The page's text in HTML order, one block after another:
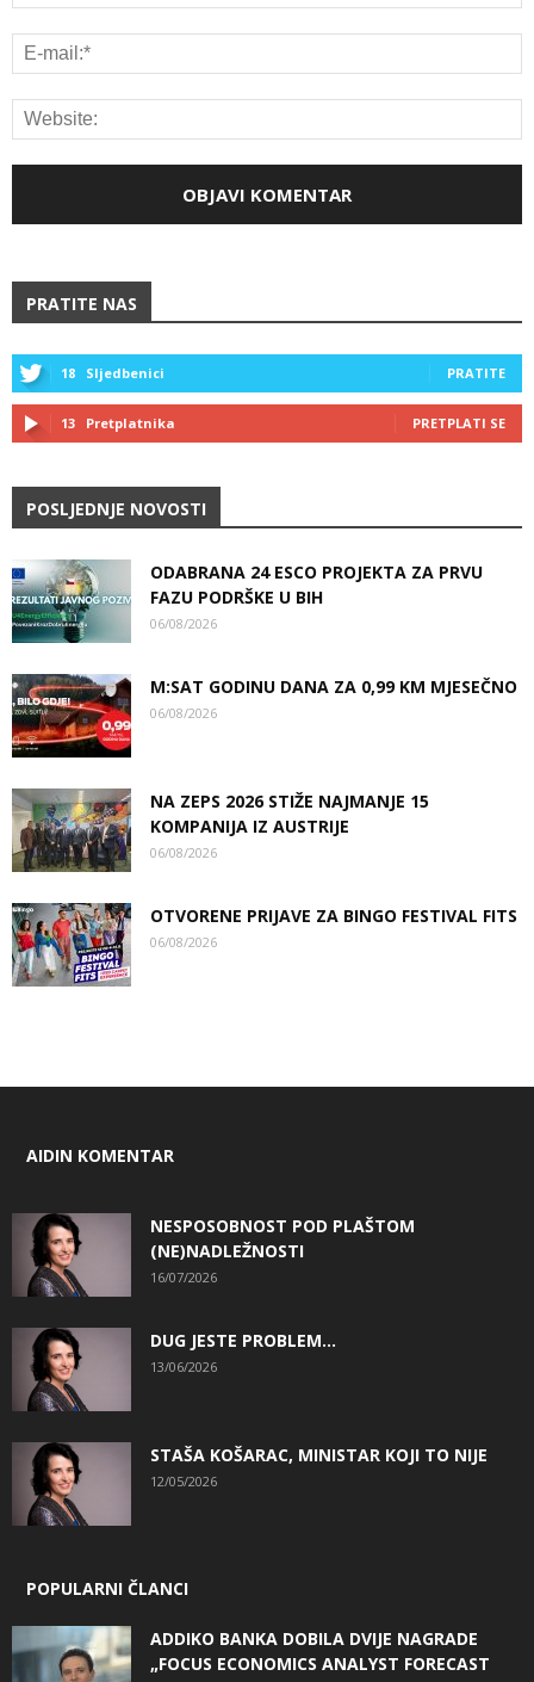
PRATITE NAS
18 Sljedbenici PRATITE
13 Pretplatnika PRETPLATI SE
POSLJEDNJE NOVOSTI
ODABRANA 24 ESCO PROJEKTA ZA PRVU
FAZU PODRŠKE U BIH
06/08/2026
M:SAT GODINU DANA ZA 0,99 KM MJESEČNO
06/08/2026
NA ZEPS 2026 STIŽE NAJMANJE 15
KOMPANIJA IZ AUSTRIJE
06/08/2026
OTVORENE PRIJAVE ZA BINGO FESTIVAL FITS
06/08/2026
AIDIN KOMENTAR
NESPOSOBNOST POD PLAŠTOM
(NE)NADLEŽNOSTI
16/07/2026
DUG JESTE PROBLEM…
13/06/2026
STAŠA KOŠARAC, MINISTAR KOJI TO NIJE
12/05/2026
POPULARNI ČLANCI
ADDIKO BANKA DOBILA DVIJE NAGRADE
„FOCUS ECONOMICS ANALYST FORECAST